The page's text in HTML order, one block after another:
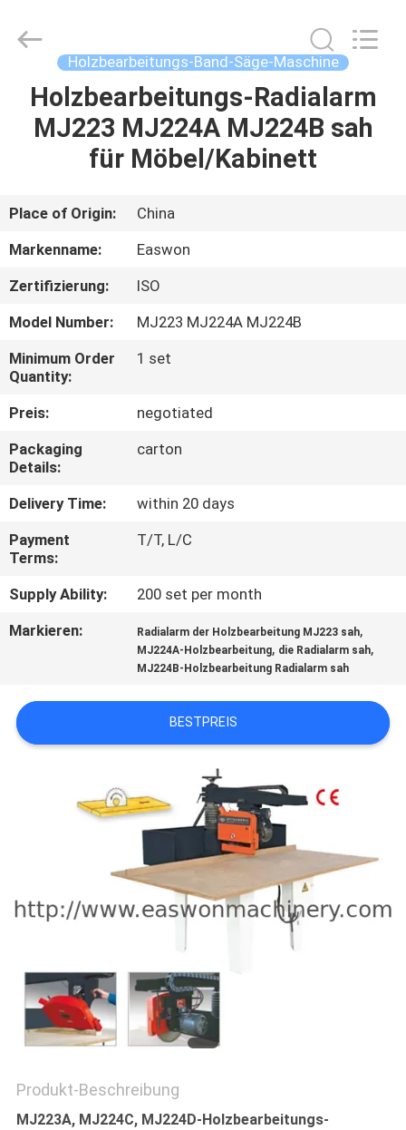
HAUS
PRODUKTE
ÜBER
UNS
FABRIK-
AUSFLUG
QUALITÄTSKONTROLLE
TRETEN
SIE
MIT
UNS
IN
VERBINDUNG
NACHRICHTEN
FORDERN
SIE EIN
PRIVACY
POLICY
Export
Holzbearbeitungs-Band-Säge-Maschine
Holzbearbeitungs-Radialarm
MJ223 MJ224A MJ224B sah
für Möbel/Kabinett
Place of Origin:
China
Markenname:
Easwon
Zertifizierung:
ISO
Model Number:
MJ223 MJ224A MJ224B
Minimum Order
Quantity:
1 set
Preis:
negotiated
Packaging
Details:
carton
Delivery Time:
within 20 days
Payment
Terms:
T/T, L/C
Supply Ability:
200 set per month
Markieren:
Radialarm der Holzbearbeitung MJ223 sah,
MJ224A-Holzbearbeitung, die Radialarm sah,
MJ224B-Holzbearbeitung Radialarm sah
BESTPREIS
Produkt-Beschreibung
MJ223A, MJ224C, MJ224D-Holzbearbeitungs-